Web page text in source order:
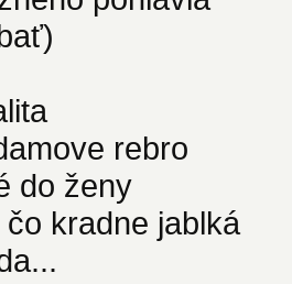
rebro
do ženy
kradne jablká